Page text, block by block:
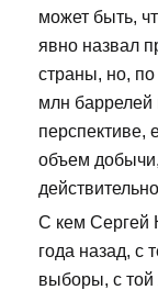
может быть,
явно назвал
страны, но,
млн баррелей
перспективе,
объем
С кем Сергей
года назад, с
выборы, с той